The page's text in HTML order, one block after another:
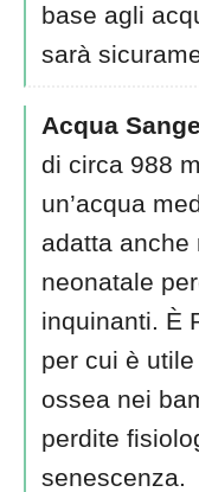
base agli
sarà
Acqua
di circa 988
un’acqua
adatta anche
neonatale
inquinanti. È
per cui è
ossea nei
perdite
senescenza.